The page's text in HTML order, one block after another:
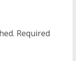
Required